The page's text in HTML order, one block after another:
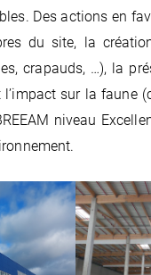
Des actions en
du site, la
crapauds, …), la
sur la faune
niveau